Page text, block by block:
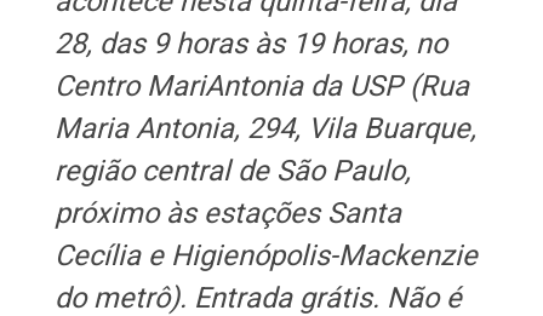
28, das 9 horas às 19 horas, no
Centro MariAntonia da USP (Rua
Maria Antonia, 294, Vila Buarque,
região central de São Paulo,
próximo às estações Santa
Cecília e Higienópolis-Mackenzie
do metrô). Entrada grátis. Não é